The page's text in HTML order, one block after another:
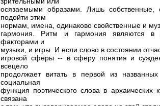
осязаемыми образами. Лишь
подойти этим
нормам, имена, одинаково свойственные и
гармония. Ритм и гармония являются в
факторами и
музыки, и игры. И если слово в состоянии
игровой сферы -- в сферу понятия и
всецело
продолжает витать в первой из
социальная
функция поэтического слова в
связана